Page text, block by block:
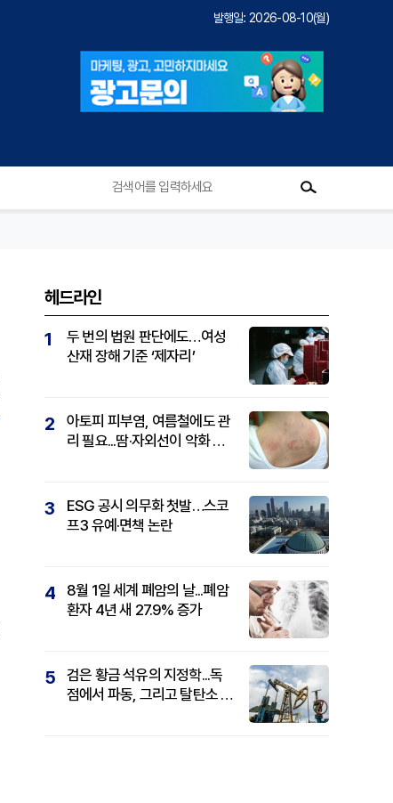
발행일: 2026-08-10(월)
헤드라인
1
두 번의 법원 판단에도…여성
산재 장해 기준 ‘제자리’
2
아토피 피부염, 여름철에도 관
리 필요...땀·자외선이 악화 요
3
ESG 공시 의무화 첫발…스코
프3 유예·면책 논란
4
8월 1일 세계 폐암의 날...폐암
환자 4년 새 27.9% 증가
5
검은 황금 석유의 지정학...독
점에서 파동, 그리고 탈탄소 패